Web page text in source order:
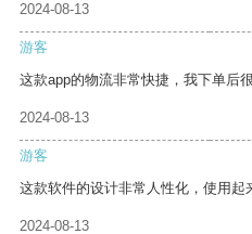
2024-08-13
游客
这款app的物流非常快捷，我下单后
2024-08-13
游客
这款软件的设计非常人性化，使用起
2024-08-13